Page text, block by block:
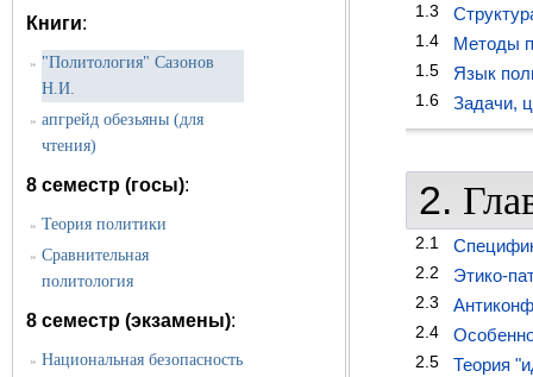
Книги:
» "Политология" Сазонов
Н.И.
» апгрейд обезьяны (для
чтения)
8 семестр (госы):
» Теория политики
» Сравнительная
политология
8 семестр (экзамены):
» Национальная безопасность
1.3
1.4 Методы
1.5 Язык
1.6 Задачи,
2.
2.1
2.2 Этико-
2.3
2.4
2.5 Теория